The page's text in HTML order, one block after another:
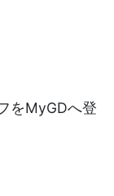
をMyGDへ登